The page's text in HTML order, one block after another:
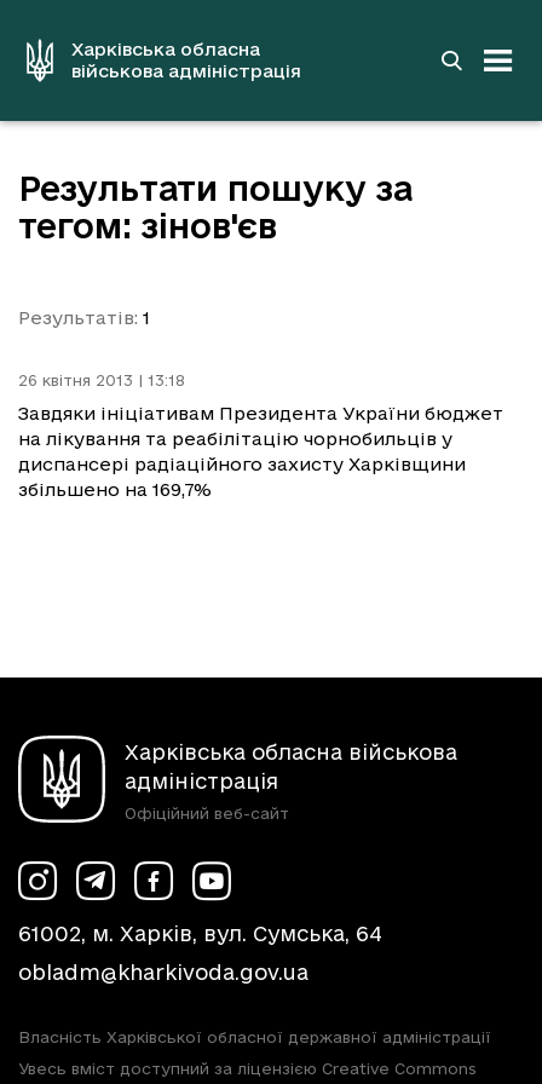
вмістуХарківська обласна
військова адміністрація
Результати пошуку за
тегом: зінов'єв
Результатів: 1
26 квітня 2013 | 13:18
Завдяки ініціативам Президента України бюджет
на лікування та реабілітацію чорнобильців у
диспансері радіаційного захисту Харківщини
збільшено на 169,7%
Харківська обласна військова
адміністрація
Офіційний веб-сайт
61002, м. Харків, вул. Сумська, 64
obladm@kharkivoda.gov.ua
Власність Харківської обласної державної адміністрації
Увесь вміст доступний за ліцензією Creative Commons